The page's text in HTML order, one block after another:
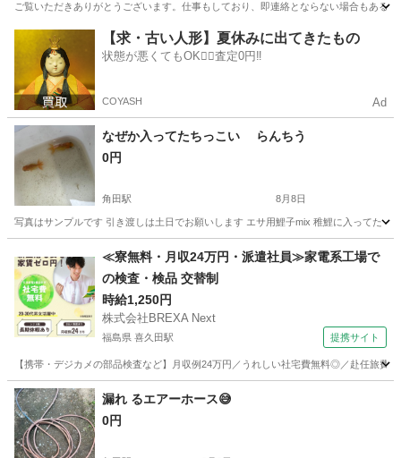
ご覧いただきありがとうございます。仕事もしており、即連絡とならない場合もある
その他
【求・古い人形】夏休みに出てきたもの
状態が悪くてもOK🙆‍♀️査定0円‼️
COYASH Ad
なぜか入ってたちっこい らんちう
0円
角田駅 8月8日
写真はサンプルです 引き渡しは土日でお願いします エサ用鯉子mix 稚鯉に入ってた
角田駅 その他
≪寮無料・月収24万円・派遣社員≫家電系工場で
の検査・検品 交替制
時給1,250円
株式会社BREXA Next
福島県 喜久田駅 提携サイト
【携帯・デジカメの部品検査など】月収例24万円／うれしい社宅費無料◎／赴任旅
福島 郡山市 喜久田駅 その他
漏れ るエアーホース😅
0円